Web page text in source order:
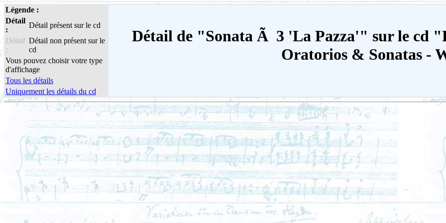
Légende :
Détail de "Sonata Ã 3 'La Pazza'" sur le cd
Oratorios & Sonatas -
Détail
:
Détail présent sur le cd
Détail
:
Détail non présent sur le
cd
Vous pouvez choisir votre type
d'affichage
Tous les détails
Uniquement les détails du cd